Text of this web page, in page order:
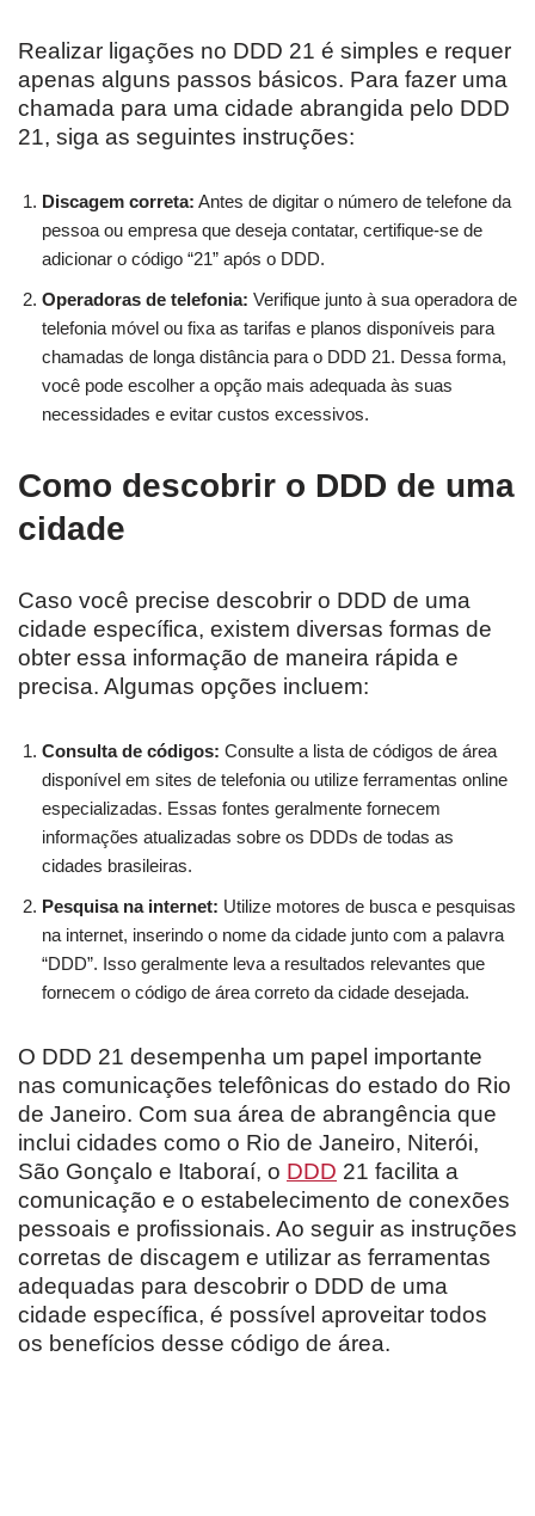
Realizar ligações no DDD 21 é simples e requer
apenas alguns passos básicos. Para fazer uma
chamada para uma cidade abrangida pelo DDD
21, siga as seguintes instruções:
Discagem correta: Antes de digitar o número de telefone da
pessoa ou empresa que deseja contatar, certifique-se de
adicionar o código “21” após o DDD.
Operadoras de telefonia: Verifique junto à sua operadora de
telefonia móvel ou fixa as tarifas e planos disponíveis para
chamadas de longa distância para o DDD 21. Dessa forma,
você pode escolher a opção mais adequada às suas
necessidades e evitar custos excessivos.
Como descobrir o DDD de uma
cidade
Caso você precise descobrir o DDD de uma
cidade específica, existem diversas formas de
obter essa informação de maneira rápida e
precisa. Algumas opções incluem:
Consulta de códigos: Consulte a lista de códigos de área
disponível em sites de telefonia ou utilize ferramentas online
especializadas. Essas fontes geralmente fornecem
informações atualizadas sobre os DDDs de todas as
cidades brasileiras.
Pesquisa na internet: Utilize motores de busca e pesquisas
na internet, inserindo o nome da cidade junto com a palavra
“DDD”. Isso geralmente leva a resultados relevantes que
fornecem o código de área correto da cidade desejada.
O DDD 21 desempenha um papel importante
nas comunicações telefônicas do estado do Rio
de Janeiro. Com sua área de abrangência que
inclui cidades como o Rio de Janeiro, Niterói,
São Gonçalo e Itaboraí, o DDD 21 facilita a
comunicação e o estabelecimento de conexões
pessoais e profissionais. Ao seguir as instruções
corretas de discagem e utilizar as ferramentas
adequadas para descobrir o DDD de uma
cidade específica, é possível aproveitar todos
os benefícios desse código de área.